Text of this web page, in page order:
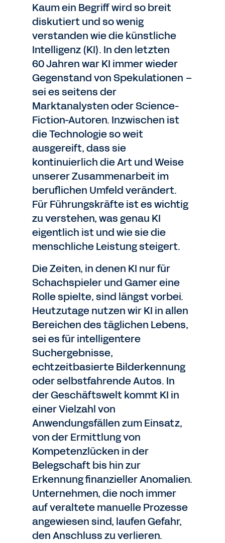
Kaum ein Begriff wird so breit
diskutiert und so wenig
verstanden wie die künstliche
Intelligenz (KI). In den letzten
60 Jahren war KI immer wieder
Gegenstand von Spekulationen –
sei es seitens der
Marktanalysten oder Science-
Fiction-Autoren. Inzwischen ist
die Technologie so weit
ausgereift, dass sie
kontinuierlich die Art und Weise
unserer Zusammenarbeit im
beruflichen Umfeld verändert.
Für Führungskräfte ist es wichtig
zu verstehen, was genau KI
eigentlich ist und wie sie die
menschliche Leistung steigert.
Die Zeiten, in denen KI nur für
Schachspieler und Gamer eine
Rolle spielte, sind längst vorbei.
Heutzutage nutzen wir KI in allen
Bereichen des täglichen Lebens,
sei es für intelligentere
Suchergebnisse,
echtzeitbasierte Bilderkennung
oder selbstfahrende Autos. In
der Geschäftswelt kommt KI in
einer Vielzahl von
Anwendungsfällen zum Einsatz,
von der Ermittlung von
Kompetenzlücken in der
Belegschaft bis hin zur
Erkennung finanzieller Anomalien.
Unternehmen, die noch immer
auf veraltete manuelle Prozesse
angewiesen sind, laufen Gefahr,
den Anschluss zu verlieren.